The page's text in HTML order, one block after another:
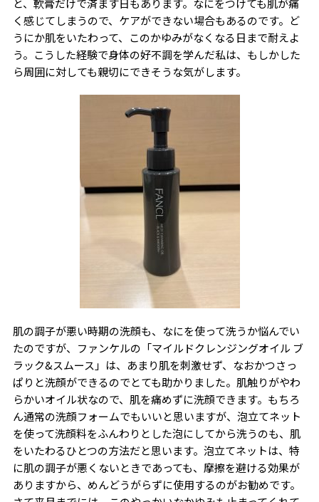
と、軟膏だけで済ます日もあります。なにをつけても肌が痛
く感じてしまうので、ケアができない場合もあるのです。ど
うにか肌をいたわって、このかゆみがなくなる日まで耐えよ
う。こうした経験で身体の好不調を学んだ私は、もしかした
ら周囲に対しても親切にできそうな気がします。
肌の調子が悪い時期の洗顔も、なにを使って洗うか悩んでい
たのですが、ファンケルの「マイルドクレンジングオイル ブ
ラック&スムース」は、あまり肌を刺激せず、なおかつさっ
ぱりと洗顔ができるのでとても助かりました。肌触りがやわ
らかいオイル状なので、肌を痛めずに洗顔できます。もちろ
ん通常の洗顔フォームでもいいと思いますが、泡立てネット
を使って洗顔料をふんわりとした泡にしてから洗うのも、肌
をいたわるひとつの方法だと思います。泡立てネットは、特
に肌の調子が悪くないときであっても、摩擦を避ける効果が
ありますから、めんどうがらずに使用するのがお勧めです。